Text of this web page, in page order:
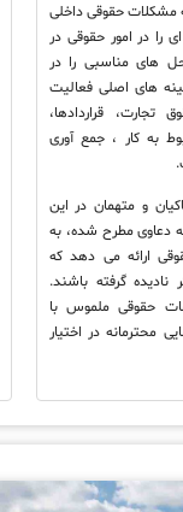
مشکلات حقوقی داخلی
را در امور حقوقی در
های مناسبی را در
های اصلی فعالیت
قراردادها،
به کار ، جمع آوری
و متهمان در این
دعاوی مطرح شده، به
ارائه می دهد که
گرفته باشند.
حقوقی ملموس با
محترمانه در اختیار